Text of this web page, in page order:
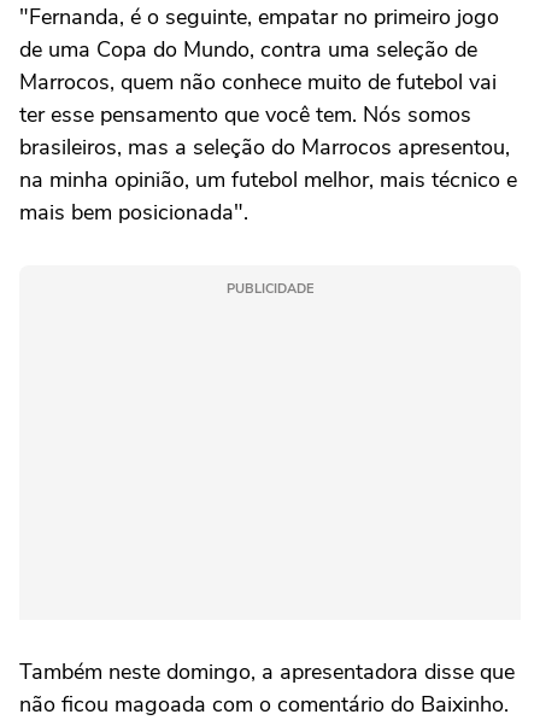
"Fernanda, é o seguinte, empatar no primeiro jogo
de uma Copa do Mundo, contra uma seleção de
Marrocos, quem não conhece muito de futebol vai
ter esse pensamento que você tem. Nós somos
brasileiros, mas a seleção do Marrocos apresentou,
na minha opinião, um futebol melhor, mais técnico e
mais bem posicionada".
PUBLICIDADE
Também neste domingo, a apresentadora disse que
não ficou magoada com o comentário do Baixinho.